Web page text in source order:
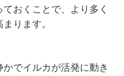
おくことで、より多く
ります。
でイルカが活発に動き